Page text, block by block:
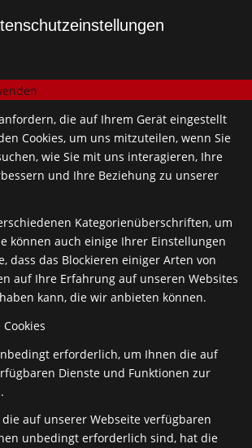
die auf Ihrem Gerät eingestellt
Cookies, um uns mitzuteilen, wenn Sie
wie Sie mit uns interagieren, Ihre
und Ihre Beziehung zu unserer
Kategorienüberschriften, um
können auch einige Ihrer Einstellungen
dass das Blockieren einiger Arten von
auf Ihre Erfahrung auf unseren Websites
kann, die wir anbieten können.
erforderlich, um Ihnen die auf
Dienste und Funktionen zur
die auf unserer Webseite verfügbaren
unbedingt erforderlich sind, hat die